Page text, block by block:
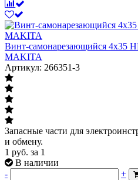
Винт-самонарезающийся 4х35
MAKITA
Артикул: 266351-3
Запасные части для
и обмену.
1 руб. за 1
В наличии
-
+